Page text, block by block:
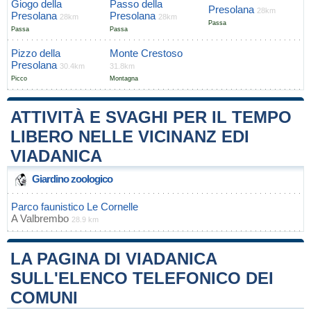
Giogo della
Presolana 28km
Passa
Passo della
Presolana 28km
Passa
Presolana 28km
Passa
Pizzo della
Presolana 30.4km
Picco
Monte Crestoso
31.8km
Montagna
ATTIVITÀ E SVAGHI PER IL TEMPO
LIBERO NELLE VICINANZ EDI
VIADANICA
Giardino zoologico
Parco faunistico Le Cornelle
AValbrembo 28.9 km
LA PAGINA DI VIADANICA
SULL'ELENCO TELEFONICO DEI
COMUNI